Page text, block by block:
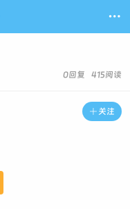

0回复 415阅读
 关注